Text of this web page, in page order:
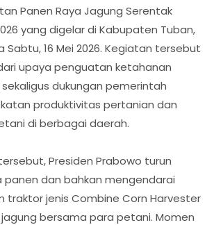
Panen Raya Jagung Serentak
yang digelar di Kabupaten Tuban,
Sabtu, 16 Mei 2026. Kegiatan tersebut
upaya penguatan ketahanan
dukungan pemerintah
produktivitas pertanian dan
di berbagai daerah.
Presiden Prabowo turun
panen dan bahkan mengendarai
traktor jenis Combine Corn Harvester
bersama para petani. Momen